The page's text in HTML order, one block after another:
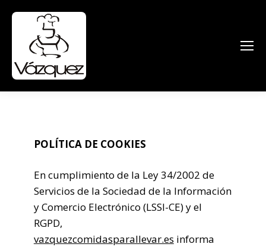
POLÍTICA DE COOKIES
En cumplimiento de la Ley 34/2002 de
Servicios de la Sociedad de la Información
y Comercio Electrónico (LSSI-CE) y el
RGPD,
vazquezcomidasparallevar.es informa